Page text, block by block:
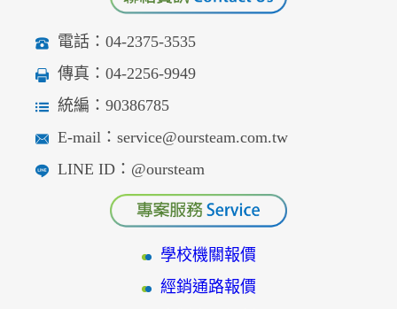
電話：04-2375-3535
傳真：04-2256-9949
統編：90386785
E-mail：service@oursteam.com.tw
LINE ID：@oursteam
學校機關報價
經銷通路報價